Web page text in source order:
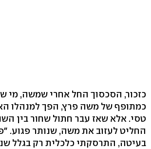
כזכור, הסכסוך החל אחרי שמשה, מי
כמתופף של משה פרץ, הפך למנהלו
טסי. אלא שאז עבר חתול שחור בין
החליט לעזוב את משה, שנותר פגוע.
בעיטה, התרסקתי כלכלית רק בגלל